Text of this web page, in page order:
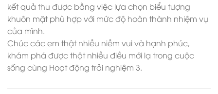
kết quả thu được bằng việc lựa chọn biểu tượng
khuôn mặt phù hợp với mức độ hoàn thành nhiệm vụ
của mình.
Chúc các em thật nhiều niềm vui và hạnh phúc,
khám phá được thật nhiều điều mới lạ trong cuộc
sống cùng Hoạt động trải nghiệm 3.